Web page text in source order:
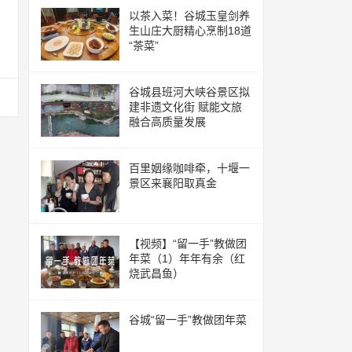
以茶入菜！谷城玉皇剑养
生山庄大厨精心烹制18道
“茶菜”
谷城县班河大峡谷景区拟
建非遗文化街 赋能文旅
融合高质量发展
百里姻缘咖啡牵，十堰一
景区来襄阳取真金
【视频】“留一手”教做团
年菜（1）年年有余（红
烧武昌鱼）
谷城“留一手”教做团年菜